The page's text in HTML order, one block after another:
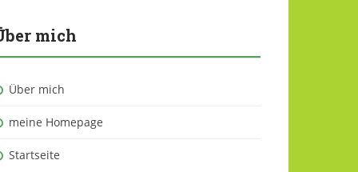
mich
Über mich
meine Homepage
Startseite